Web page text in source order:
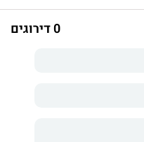
הכפריים והפסטורליים
ספרים, ומביאה את
דבר אחד חסר לה בחיים:
שהיא אוהבת לקרוא,
לעתים מהמקומות הכי
0 דירוגים